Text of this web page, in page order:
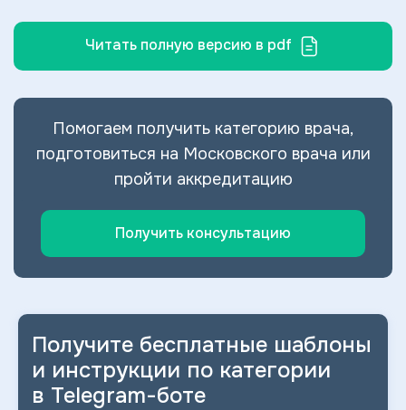
Читать полную версию в pdf
Помогаем получить категорию врача,
подготовиться на Московского врача или
пройти аккредитацию
Получить консультацию
Получите бесплатные шаблоны
и инструкции по категории
в Telegram-боте